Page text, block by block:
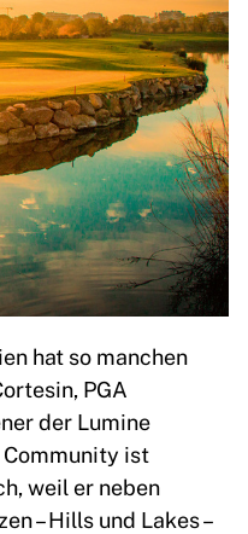
hat so manchen
PGA
der Lumine
ist
weil er neben
– Hills und Lakes –